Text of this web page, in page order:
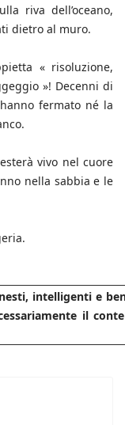
riva dell’oceano,
dietro al muro.
« risoluzione,
»! Decenni di
fermato né la
vivo nel cuore
nella sabbia e le
intelligenti e
il